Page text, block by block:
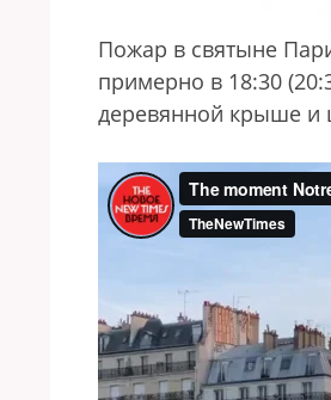
Пожар в святыне
примерно в 18:30
деревянной крыше